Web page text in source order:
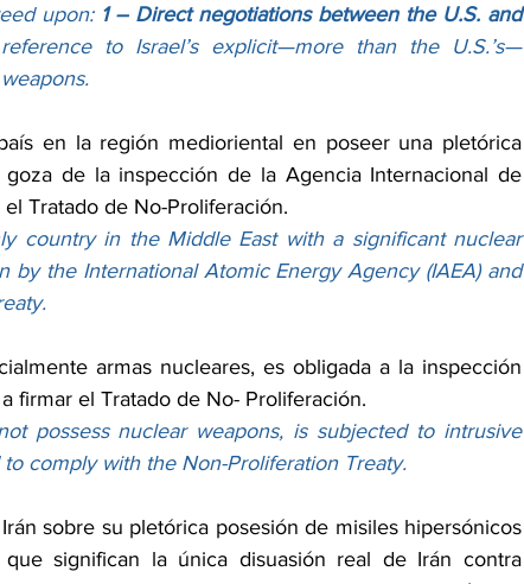
upon: 1 – Direct negotiations between the U.S. and
to Israel’s explicit—more than the U.S.’s—
en la región medioriental en poseer una pletórica
de la inspección de la Agencia Internacional de
Tratado de No-Proliferación.
country in the Middle East with a significant nuclear
by the International Atomic Energy Agency (IAEA) and
armas nucleares, es obligada a la inspección
firmar el Tratado de No- Proliferación.
possess nuclear weapons, is subjected to intrusive
comply with the Non-Proliferation Treaty.
sobre su pletórica posesión de misiles hipersónicos
significan la única disuasión real de Irán contra